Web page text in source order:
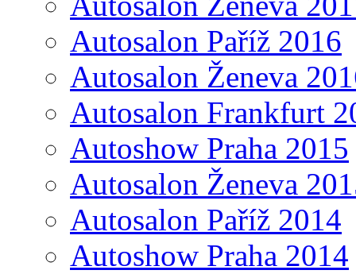
Autosalon Paříž 2016
Autosalon Ženeva
Autosalon Frankfurt
Autoshow Praha 2015
Autosalon Ženeva
Autosalon Paříž 2014
Autoshow Praha 2014